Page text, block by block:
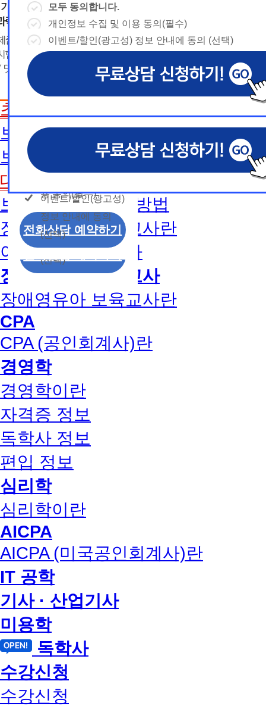
한국어교원이란
한국어교원 취득방법
해외취업전망
보육교사
초보길잡이
보육교사란
보육교사2급 취득방법
대면수업일정
보육교사1급 취득방법
장애영유아 보육교사란
아동학사/전문학사
장애영유아 보육교사
장애영유아 보육교사란
CPA
CPA (공인회계사)란
경영학
경영학이란
자격증 정보
독학사 정보
편입 정보
심리학
심리학이란
AICPA
AICPA (미국공인회계사)란
IT 공학
기사 · 산업기사
미용학
독학사
수강신청
수강신청
날짜선택
날
선
예
간
상담내용(필수)
수강신청
문의
상담 희망내용 (선택)
개인정보 수집/이용
동의
개인정보 수집 및 이
용 동의(필수)
이벤트/할인(광고성)
정보 안내에 동의
(선택)
전달
- ctrl+ 방향키 좌,우, 위, 아래 =
날짜선택
날
짜
예
상담내용(필수)
수강신청
문의
모두 동의합니다.
개인정보 수집 및 이
용 동의(필수)
이벤트/할인(광고성)
정보 안내에 동의
(선택)
전화상담 예약하기
모두 동의합니다.
개인정보 수집 및 이용 동의(필수)
이벤트/할인(광고성) 정보 안내에 동의 (선택)
◆ 개인정보 수집 · 이용 동의
1. 개인정보 수집·이용 목적
1) 무료상담 진행 및 문의 사항 응대, 동일·후속 문의에 대한
제공, 상담 이력 관리 및 상담 관련 분쟁·민원 처리
2) 광고성 정보 수신에 별도 동의한 자에 한하여
격평생교육원을 비롯한 해커스 교육그룹의 새로
신상품이나 이벤트, 최신 정보 안내 등 신청자의
는 최적의 서비스를 제공하기 위함.
(해커스교육그룹: 해커스인강, 해커스프랩, 해커스톡, 해커스
커스일본어, 해커스잡, 해커스금융, 해커스임용, 해커스공무
찰, 해커스소방, 해커스공인중개사, 해커스주택관리사, 해커
2. (필수)이름, 휴대폰번호, 상담내용
(선택) 제출된 상담 문의 내용, 전화상담 과정에서 이용자가
3. 개인정보 보유/이용 기간: 법령상 정하는 경우
고는 회원탈퇴 시까지 이용 및 보관합니다. 단, 비
나 상담 시로부터 3년 이내 탈퇴하는 자의 경우, 소
만 또는 분쟁처리를 위해 3년간 보관합니다.
에는 상담 신청이 제한됩니다.
모두 동의합니다.
개인정보 수집 및 이용 동의(필수)
이벤트/할인(광고성) 정보 안내에 동의 (선택)
◆ 개인정보 수집 · 이용 동의
1. 개인정보 수집·이용 목적
1) 무료상담 진행 및 문의 사항 응대, 동일·후속 문의에 대한
제공, 상담 이력 관리 및 상담 관련 분쟁·민원 처리
2) 광고성 정보 수신에 별도 동의한 자에 한하여
격평생교육원을 비롯한 해커스 교육그룹의 새로
신상품이나 이벤트, 최신 정보 안내 등 신청자의
는 최적의 서비스를 제공하기 위함.
(해커스교육그룹: 해커스인강, 해커스프랩, 해커스톡, 해커스
커스일본어, 해커스잡, 해커스금융, 해커스임용, 해커스공무
찰, 해커스소방, 해커스공인중개사, 해커스주택관리사, 해커
2. (필수)이름, 휴대폰번호, 상담내용
(선택) 제출된 상담 문의 내용, 전화상담 과정에서 이용자가
3. 개인정보 보유/이용 기간: 법령상 정하는 경우
고는 회원탈퇴 시까지 이용 및 보관합니다. 단, 비
나 상담 시로부터 3년 이내 탈퇴하는 자의 경우, 소
만 또는 분쟁처리를 위해 3년간 보관합니다.
에는 상담 신청이 제한됩니다.
모두 동의합니다.
개인정보 수집 및 이용 동의(필수)
이벤트/할인(광고성) 정보 안내에 동의 (선택)
◆ 개인정보 수집 · 이용 동의
1. 개인정보 수집·이용 목적
1) 무료상담 진행 및 문의 사항 응대, 동일·후속 문의에 대한
제공, 상담 이력 관리 및 상담 관련 분쟁·민원 처리
2) 광고성 정보 수신에 별도 동의한 자에 한하여
격평생교육원을 비롯한 해커스 교육그룹의 새로
신상품이나 이벤트, 최신 정보 안내 등 신청자의
는 최적의 서비스를 제공하기 위함.
(해커스교육그룹: 해커스인강, 해커스프랩, 해커스톡, 해커스
커스일본어, 해커스잡, 해커스금융, 해커스임용, 해커스공무
찰, 해커스소방, 해커스공인중개사, 해커스주택관리사, 해커
2. (필수)이름, 휴대폰번호, 상담내용
(선택) 제출된 상담 문의 내용, 전화상담 과정에서 이용자가
3. 개인정보 보유/이용 기간: 법령상 정하는 경우
고는 회원탈퇴 시까지 이용 및 보관합니다. 단, 비
나 상담 시로부터 3년 이내 탈퇴하는 자의 경우, 소
만 또는 분쟁처리를 위해 3년간 보관합니다.
에는 상담 신청이 제한됩니다.
모두 동의합니다.
개인정보 수집 및 이용 동의(필수)
이벤트/할인(광고성) 정보 안내에 동의 (선택)